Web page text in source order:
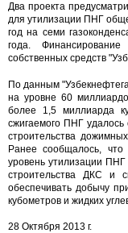
Два проекта
для утилизации ПНГ
год на семи
года.
собственных средств
По данным
на уровне 60
более 1,5 миллиарда
сжигаемого ПНГ удалось
строительства
Ранее сообщалось, что
уровень утилизации
строительства ДКС и
обеспечивать добычу
кубометров и жидких
28 Октября 2013 г.